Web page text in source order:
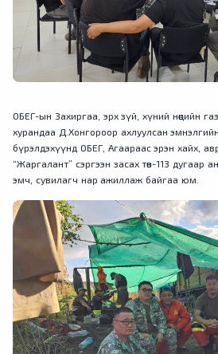
ОБЕГ-ын Захиргаа, эрх зүй, хүний нөөцийн
хурандаа Д.Хонгороор ахлуулсан эмнэлгийн
бүрэлдэхүүнд ОБЕГ, Агаараас эрэн хайх,
“Жаргалант” сэргээн засах төв-113 дугаар
эмч, сувилагч нар ажиллаж байгаа юм.